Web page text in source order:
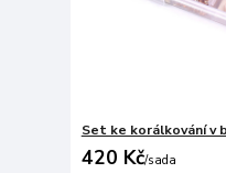
Set ke korálkování v
420 Kč/sada